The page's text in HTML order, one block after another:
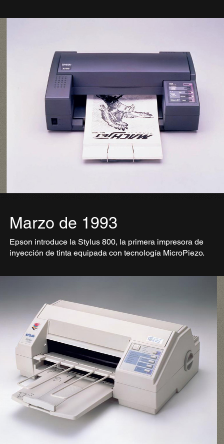
Marzo de 1993
Epson introduce la Stylus 800, la primera impresora de
inyección de tinta equipada con tecnología MicroPiezo.